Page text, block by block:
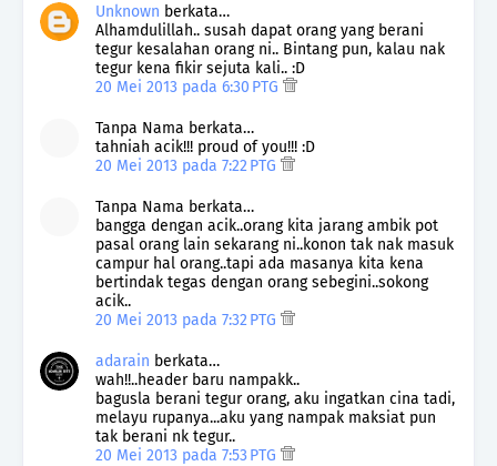
Unknown berkata…
Alhamdulillah.. susah dapat orang yang berani
tegur kesalahan orang ni.. Bintang pun, kalau nak
tegur kena fikir sejuta kali.. :D
20 Mei 2013 pada 6:30 PTG
Tanpa Nama berkata…
tahniah acik!!! proud of you!!! :D
20 Mei 2013 pada 7:22 PTG
Tanpa Nama berkata…
bangga dengan acik..orang kita jarang ambik pot
pasal orang lain sekarang ni..konon tak nak masuk
campur hal orang..tapi ada masanya kita kena
bertindak tegas dengan orang sebegini..sokong
acik..
20 Mei 2013 pada 7:32 PTG
adarain berkata…
wah!!..header baru nampakk..
bagusla berani tegur orang, aku ingatkan cina tadi,
melayu rupanya...aku yang nampak maksiat pun
tak berani nk tegur..
20 Mei 2013 pada 7:53 PTG